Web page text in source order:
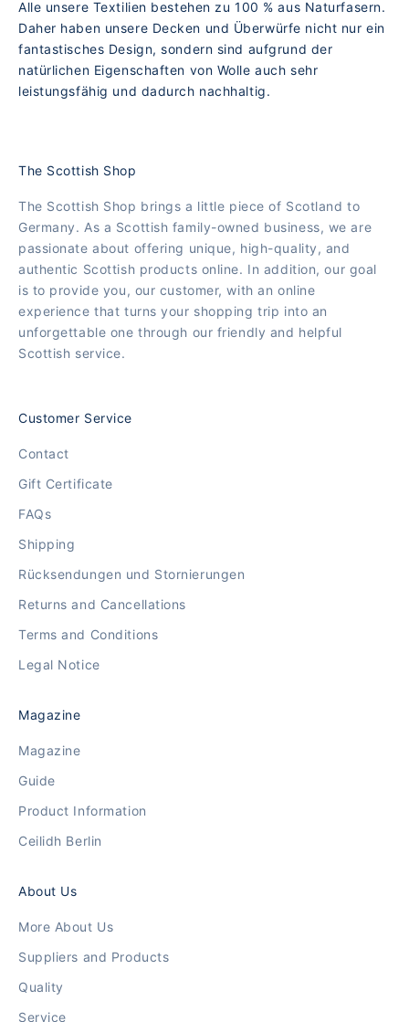
Alle unsere Textilien bestehen zu 100 % aus Naturfasern.
Daher haben unsere Decken und Überwürfe nicht nur ein
fantastisches Design, sondern sind aufgrund der
natürlichen Eigenschaften von Wolle auch sehr
leistungsfähig und dadurch nachhaltig.
The Scottish Shop
The Scottish Shop brings a little piece of Scotland to
Germany. As a Scottish family-owned business, we are
passionate about offering unique, high-quality, and
authentic Scottish products online. In addition, our goal
is to provide you, our customer, with an online
experience that turns your shopping trip into an
unforgettable one through our friendly and helpful
Scottish service.
Customer Service
Contact
Gift Certificate
FAQs
Shipping
Rücksendungen und Stornierungen
Returns and Cancellations
Terms and Conditions
Legal Notice
Magazine
Magazine
Guide
Product Information
Ceilidh Berlin
About Us
More About Us
Suppliers and Products
Quality
Service